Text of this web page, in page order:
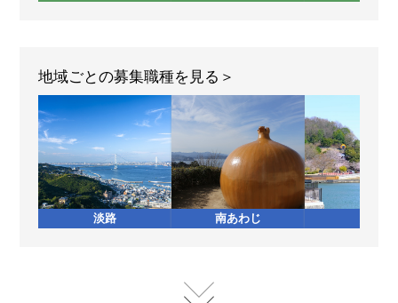
地域ごとの募集職種を見る
淡路 南あわじ